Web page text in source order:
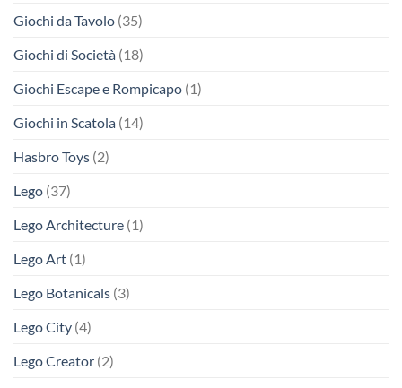
Giochi da Tavolo (35)
Giochi di Società (18)
Giochi Escape e Rompicapo (1)
Giochi in Scatola (14)
Hasbro Toys (2)
Lego (37)
Lego Architecture (1)
Lego Art (1)
Lego Botanicals (3)
Lego City (4)
Lego Creator (2)